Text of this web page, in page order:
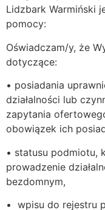
Lidzbark Warmiński
pomocy:
Oświadczam/y, że
dotyczące:
• posiadania
działalności lub
zapytania
obowiązek ich
• statusu podmiotu,
prowadzenie
bezdomnym,
• wpisu do rejestru